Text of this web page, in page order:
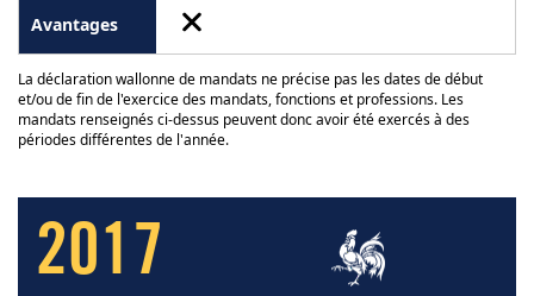
La déclaration wallonne de mandats ne précise pas les dates de début
et/ou de fin de l'exercice des mandats, fonctions et professions. Les
mandats renseignés ci-dessus peuvent donc avoir été exercés à des
périodes différentes de l'année.
2017